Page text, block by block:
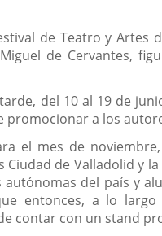
de Teatro y
de Cervantes,
del 10 al 19 de
a los
el mes de
Ciudad de Valladolid y
del país y
entonces, a lo
contar con un stand